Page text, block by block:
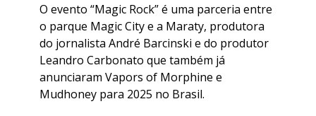
O evento “Magic Rock” é uma parceria entre
o parque Magic City e a Maraty, produtora
do jornalista André Barcinski e do produtor
Leandro Carbonato que também já
anunciaram Vapors of Morphine e
Mudhoney para 2025 no Brasil.